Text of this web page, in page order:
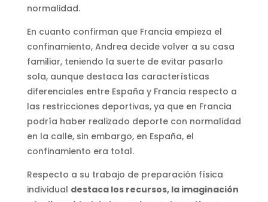
normalidad.
En cuanto confirman que Francia empieza el
confinamiento, Andrea decide volver a su casa
familiar, teniendo la suerte de evitar pasarlo
sola, aunque destaca las características
diferenciales entre España y Francia respecto a
las restricciones deportivas, ya que en Francia
podría haber realizado deporte con normalidad
en la calle, sin embargo, en España, el
confinamiento era total.
Respecto a su trabajo de preparación física
individual destaca los recursos, la imaginación